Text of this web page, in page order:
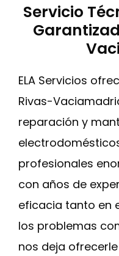
Servicio
ELA Servicios
Rivas-
reparación y
profesionales
con años de
eficacia tanto en
los problemas
nos deja